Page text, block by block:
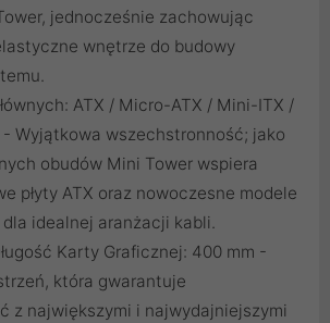
jednocześnie zachowując
wnętrze do budowy
ATX / Micro-ATX / Mini-ITX /
Wyjątkowa wszechstronność; jako
obudów Mini Tower wspiera
płyty ATX oraz nowoczesne modele
idealnej aranżacji kabli.
Karty Graficznej: 400 mm -
która gwarantuje
z największymi i najwydajniejszymi